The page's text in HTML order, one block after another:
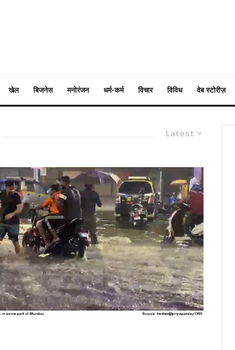
खेल बिजनेस मनोरंजन धर्म-कर्म विचार विविध वेब स्टोरीज़
Latest